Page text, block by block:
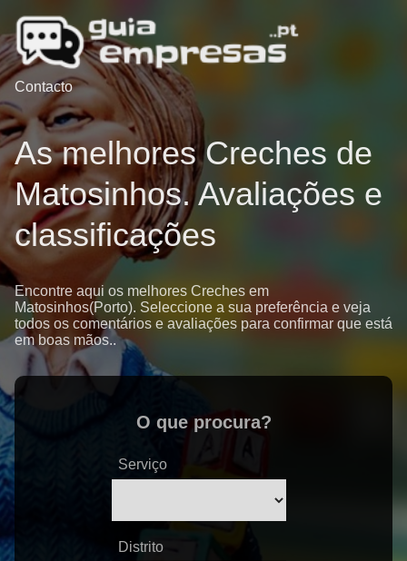
Contacto
As melhores Creches de
Matosinhos. Avaliações e
classificações
Encontre aqui os melhores Creches em
Matosinhos(Porto). Seleccione a sua preferência e veja
todos os comentários e avaliações para confirmar que está
em boas mãos..
O que procura?
Serviço
Distrito